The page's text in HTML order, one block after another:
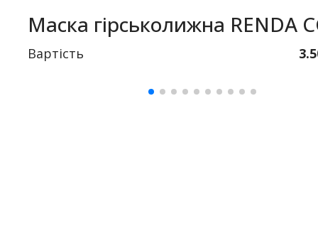
Маска гірськолижна RENDA
Вартість